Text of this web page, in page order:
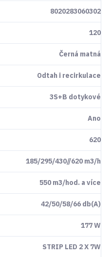
8020283060302
120
Černá matná
Odtah i recirkulace
3S+B dotykové
Ano
620
185/295/430//620 m3/h
550 m3/hod. a více
42/50/58/66 db(A)
177 W
STRIP LED 2 X 7W